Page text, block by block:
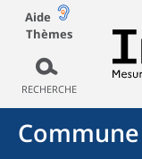
Aide
Thèmes
RECHERCHE
Commune